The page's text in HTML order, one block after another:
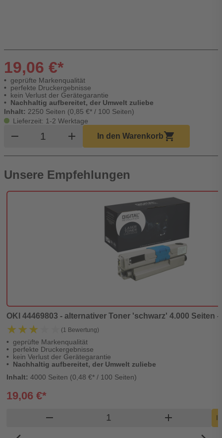
19,06 €*
geprüfte Markenqualität
perfekte Druckergebnisse
kein Verlust der Gerätegarantie
Nachhaltig aufbereitet, der Umwelt zuliebe
Inhalt: 2250 Seiten (0,85 €* / 100 Seiten)
Lieferzeit: 1-2 Werktage
remove Produkt Warenkorb Menge
add In den Warenkorbshopping_cart
Unsere Empfehlungen
OKI 44469803 - alternativer Toner 'schwarz' 4.000 Seiten
★★★★★
★★★★★ (1 Bewertung)
geprüfte Markenqualität
perfekte Druckergebnisse
kein Verlust der Gerätegarantie
Nachhaltig aufbereitet, der Umwelt zuliebe
Inhalt: 4000 Seiten (0,48 €* / 100 Seiten)
19,06 €*
remove Produkt Warenkorb Menge
add